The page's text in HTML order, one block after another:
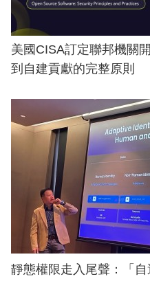
美國CISA訂定聯邦機關
到自建貢獻的完整原則
靜態權限走入尾聲：「